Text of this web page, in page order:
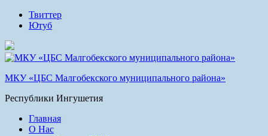
Твиттер
Ютуб
МКУ «ЦБС Малгобекского муниципального района»
Республики Ингушетия
Главная
О Нас